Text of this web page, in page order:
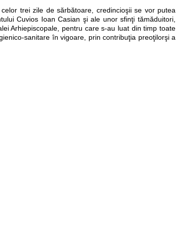
trei zile de sărbătoare, credincioşii se vor putea
Cuvios Ioan Casian şi ale unor sfinţi tămăduitori,
Arhiepiscopale, pentru care s-au luat din timp toate
sanitare în vigoare, prin contribuţia preoţilorşi a